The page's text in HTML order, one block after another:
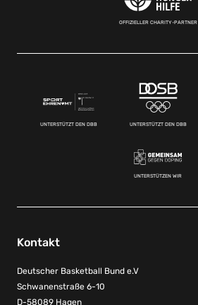
OFFIZIELLER CHARITY-PARTNER
UNTERSTÜTZT DEN DBB UNTERSTÜTZT DEN DBB
UNTERSTÜTZEN WIR
Kontakt
Deutscher Basketball Bund e.V
Schwanenstraße 6-10
D-58089 Hagen